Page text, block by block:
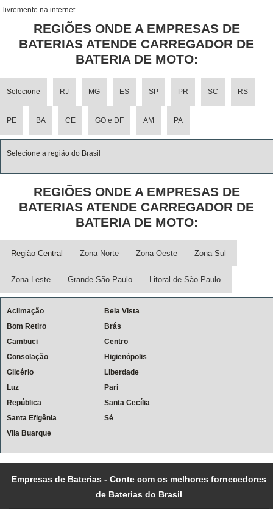
livremente na internet
REGIÕES ONDE A EMPRESAS DE
BATERIAS ATENDE CARREGADOR DE
BATERIA DE MOTO:
Selecione RJ MG ES SP PR SC RS
PE BA CE GO e DF AM PA
Selecione a região do Brasil
REGIÕES ONDE A EMPRESAS DE
BATERIAS ATENDE CARREGADOR DE
BATERIA DE MOTO:
Região Central Zona Norte Zona Oeste Zona Sul
Zona Leste Grande São Paulo Litoral de São Paulo
Aclimação
Bela Vista
Bom Retiro
Brás
Cambuci
Centro
Consolação
Higienópolis
Glicério
Liberdade
Luz
Pari
República
Santa Cecília
Santa Efigênia
Sé
Vila Buarque
Empresas de Baterias - Conte com os melhores fornecedores
de Baterias do Brasil